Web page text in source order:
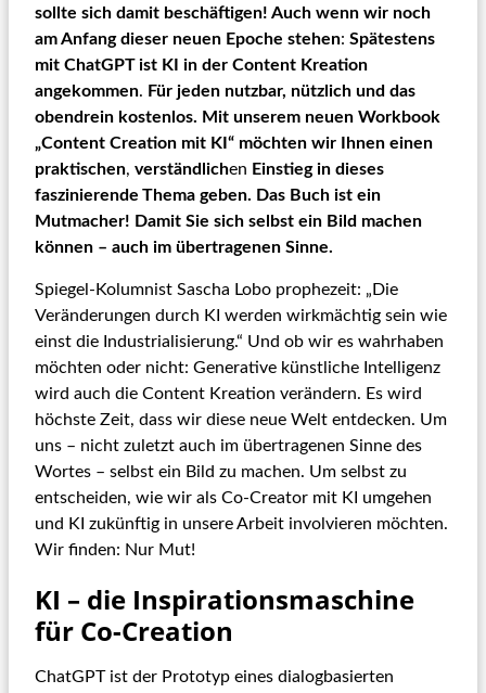
sollte sich damit beschäftigen! Auch wenn wir noch
am Anfang dieser neuen Epoche stehen: Spätestens
mit ChatGPT ist KI in der Content Kreation
angekommen. Für jeden nutzbar, nützlich und das
obendrein kostenlos. Mit unserem neuen Workbook
„Content Creation mit KI“ möchten wir Ihnen einen
praktischen, verständlichen Einstieg in dieses
faszinierende Thema geben. Das Buch ist ein
Mutmacher! Damit Sie sich selbst ein Bild machen
können – auch im übertragenen Sinne.
Spiegel-Kolumnist Sascha Lobo prophezeit: „Die
Veränderungen durch KI werden wirkmächtig sein wie
einst die Industrialisierung.“ Und ob wir es wahrhaben
möchten oder nicht: Generative künstliche Intelligenz
wird auch die Content Kreation verändern. Es wird
höchste Zeit, dass wir diese neue Welt entdecken. Um
uns – nicht zuletzt auch im übertragenen Sinne des
Wortes – selbst ein Bild zu machen. Um selbst zu
entscheiden, wie wir als Co-Creator mit KI umgehen
und KI zukünftig in unsere Arbeit involvieren möchten.
Wir finden: Nur Mut!
KI – die Inspirationsmaschine
für Co-Creation
ChatGPT ist der Prototyp eines dialogbasierten